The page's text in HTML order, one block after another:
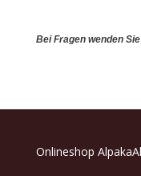
Bei Fragen wenden
Onlineshop Alpaka